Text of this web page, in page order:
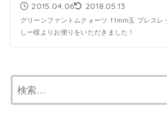
2015.04.06 2018.05.13
グリーンファントムクォーツ 11mm玉 ブレス
しー様よりお便りをいただきました！
索: